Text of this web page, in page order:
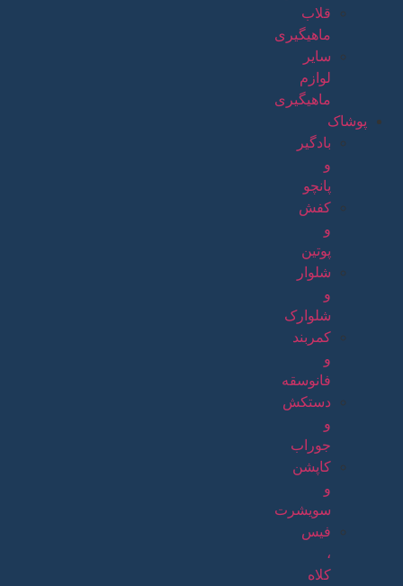
قلاب
ماهیگیری
سایر
لوازم
ماهیگیری
پوشاک
بادگیر
و
پانچو
کفش
و
پوتین
شلوار
و
شلوارک
کمربند
و
فانوسقه
دستکش
و
جوراب
کاپشن
و
سویشرت
فیس
،
کلاه